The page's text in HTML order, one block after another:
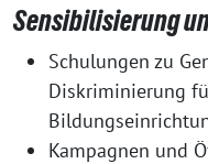
Sensibilisierung
Schulungen zu
Diskriminierung
Kampagnen und